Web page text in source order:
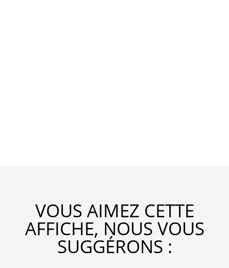
VOUS AIMEZ CETTE
AFFICHE, NOUS VOUS
SUGGÉRONS :